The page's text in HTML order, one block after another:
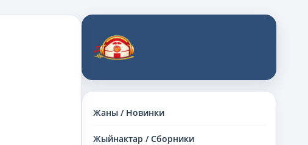
Жаны / Новинки
Жыйнактар / Сборники